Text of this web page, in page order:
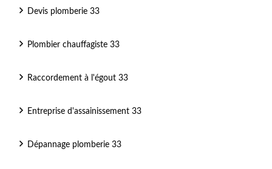
Devis plomberie 33
Plombier chauffagiste 33
Raccordement à l'égout 33
Entreprise d'assainissement 33
Dépannage plomberie 33